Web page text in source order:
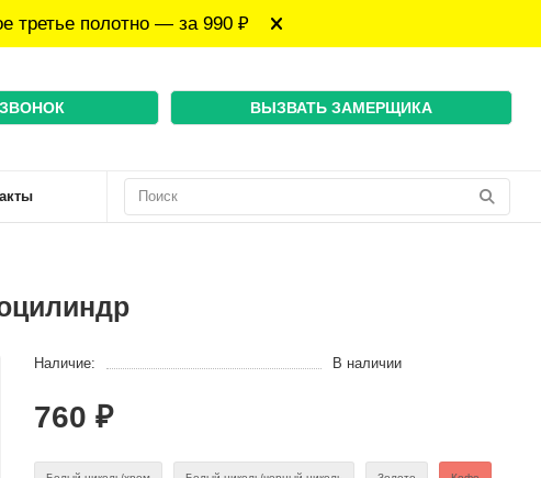
третье полотно — за 990 ₽
ВЫЗВАТЬ ЗАМЕРЩИКА
Наличие: В наличии
760 ₽